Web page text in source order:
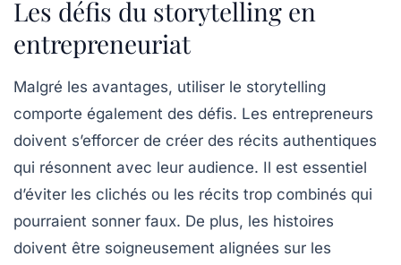
Les défis du storytelling en
entrepreneuriat
Malgré les avantages, utiliser le storytelling
comporte également des défis. Les entrepreneurs
doivent s’efforcer de créer des récits authentiques
qui résonnent avec leur audience. Il est essentiel
d’éviter les clichés ou les récits trop combinés qui
pourraient sonner faux. De plus, les histoires
doivent être soigneusement alignées sur les